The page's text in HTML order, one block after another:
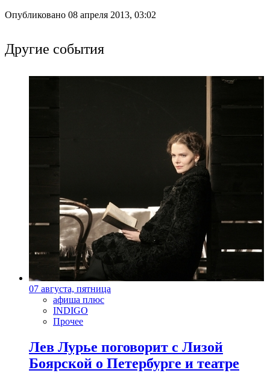
Опубликовано 08 апреля 2013, 03:02
Другие события
07 августа, пятница
афиша плюс
INDIGO
Прочее
Лев Лурье поговорит с Лизой
Боярской о Петербурге и театре